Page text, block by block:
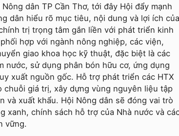
dân TP Cần Thơ, tới đây Hội đẩy mạnh
dân hiểu rõ mục tiêu, nội dung và lợi ích của
trị trọng tâm gắn liền với phát triển kinh
hợp với ngành nông nghiệp, các viện,
giao khoa học kỹ thuật, đặc biệt là các
nước, sử dụng phân bón hữu cơ, ứng dụng
xuất nguồn gốc. Hỗ trợ phát triển các HTX
giá trị, xây dựng vùng nguyên liệu tập
và xuất khẩu. Hội Nông dân sẽ đóng vai trò
xanh, chính sách hỗ trợ của Nhà nước và
vững.